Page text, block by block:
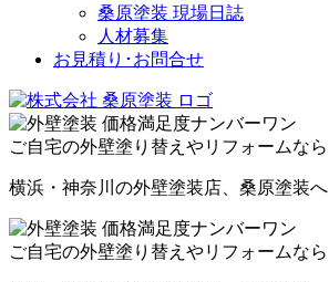
桑原塗装 現場日誌
人材募集
お見積り･お問合せ
ご自宅の外壁塗り替えやリフォームなら
横浜・神奈川の外壁塗装店、桑原塗装へ
ご自宅の外壁塗り替えやリフォームなら